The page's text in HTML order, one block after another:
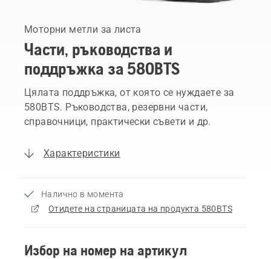
Моторни метли за листа
Части, ръководства и
поддръжка за 580BTS
Цялата поддръжка, от която се нуждаете за
580BTS. Ръководства, резервни части,
справочници, практически съвети и др.
Характеристики
Налично в момента
Отидете на страницата на продукта 580BTS
Избор на номер на артикул